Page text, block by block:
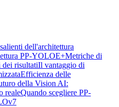
dell'architettura
PP-YOLOE+Metriche di
dei risultatiIl vantaggio di
Efficienza delle
della Vision AI:
realeQuando scegliere PP-